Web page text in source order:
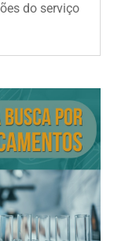
do serviço